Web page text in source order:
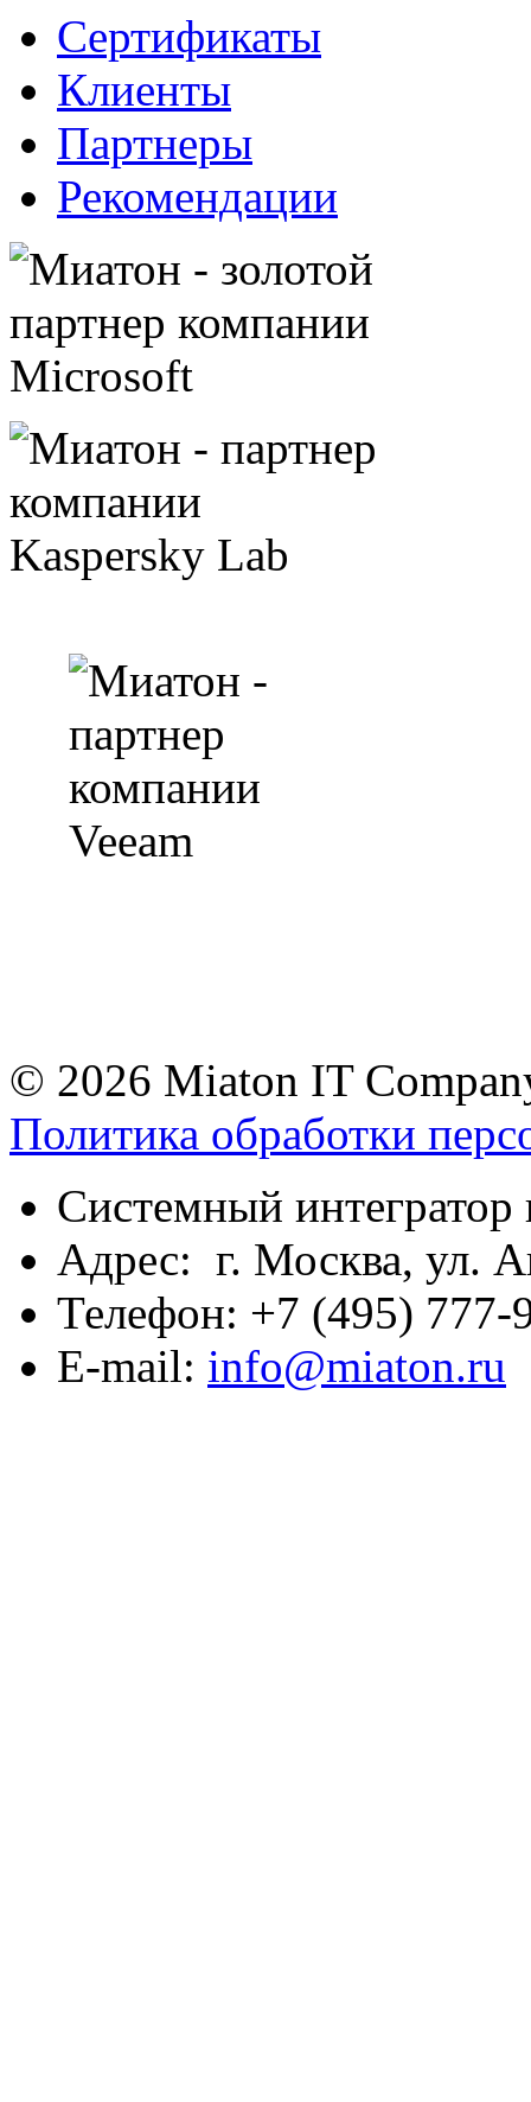
Сертификаты
Клиенты
Партнеры
Рекомендации
© 2026 Miaton IT
Политика обработки
Системный
Адрес: г. Москва, ул.
Телефон: +7 (495)
E-mail: info@miaton.ru